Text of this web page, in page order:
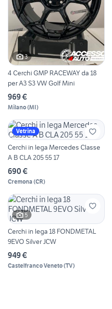
3
4 Cerchi GMP RACEWAY da 18
per A3 S3 VW Golf Mini
969 €
Milano(MI)
Vetrina
Cerchi in lega Mercedes Classe
A B CLA 205 55 17
690 €
Cremona (CR)
5
Cerchi in lega 18 FONDMETAL
9EVO Silver JCW
949 €
Castelfranco Veneto(TV)